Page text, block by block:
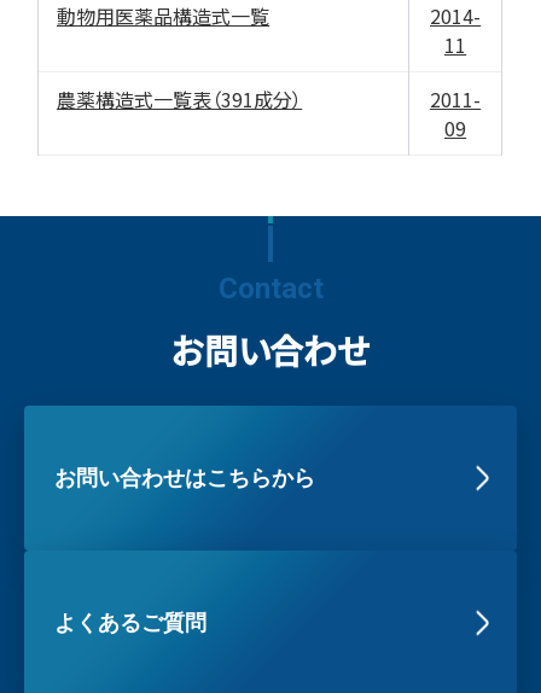
動物用医薬品構造式一覧
2014-
11
農薬構造式一覧表（391成分）
2011-
09
Contact
お問い合わせ
お問い合わせはこちらから
よくあるご質問